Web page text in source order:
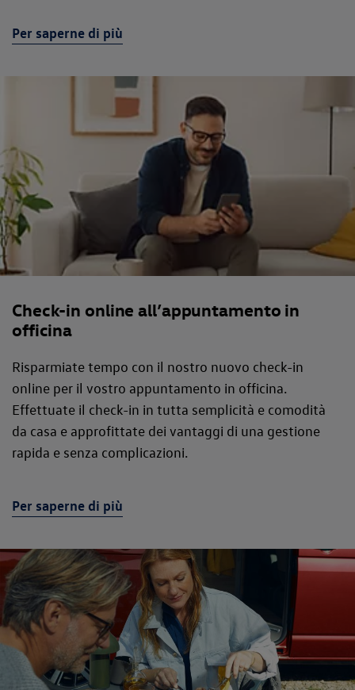
Per saperne di più
Check-in online all’appuntamento in
officina
Risparmiate tempo con il nostro nuovo check-in
online per il vostro appuntamento in officina.
Effettuate il check-in in tutta semplicità e comodità
da casa e approfittate dei vantaggi di una gestione
rapida e senza complicazioni.
Per saperne di più